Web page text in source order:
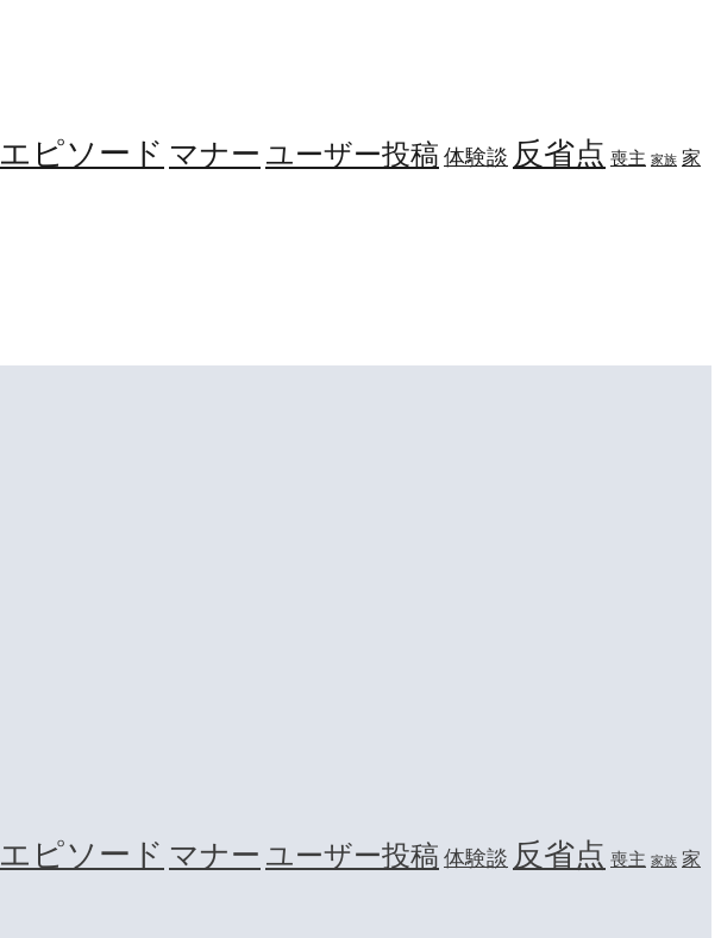
エピソード マナー ユーザー投稿 体験談 反省点 喪主 家族 家
エピソード マナー ユーザー投稿 体験談 反省点 喪主 家族 家